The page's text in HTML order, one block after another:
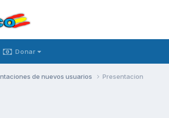
Donar
de nuevos usuarios Presentacion